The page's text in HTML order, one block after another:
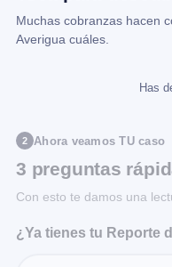
Muchas cobranzas hacen
Averigua cuáles.
Has
2 Ahora veamos TU caso
3 preguntas
Con esto te damos una
¿Ya tienes tu Reporte